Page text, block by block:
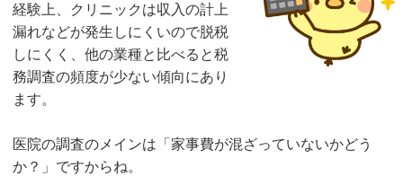
経験上、クリニックは収入の計上
漏れなどが発生しにくいので脱税
しにくく、他の業種と比べると税
務調査の頻度が少ない傾向にあり
ます。
医院の調査のメインは「家事費が混ざっていないかどう
か？」ですからね。